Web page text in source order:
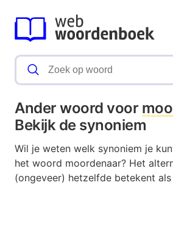
Ander woord voor
Bekijk de synoniem
Wil je weten welk synoniem je
het woord moordenaar? Het
(ongeveer) hetzelfde betekent